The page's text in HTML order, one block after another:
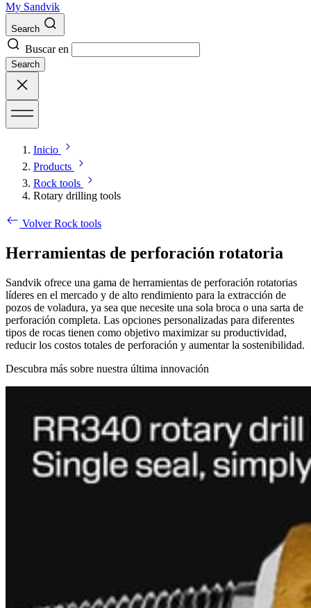
My Sandvik
Search
Buscar en
Search
Inicio
Products
Rock tools
Rotary drilling tools
Volver Rock tools
Herramientas de perforación rotatoria
Sandvik ofrece una gama de herramientas de perforación rotatorias
líderes en el mercado y de alto rendimiento para la extracción de
pozos de voladura, ya sea que necesite una sola broca o una sarta de
perforación completa. Las opciones personalizadas para diferentes
tipos de rocas tienen como objetivo maximizar su productividad,
reducir los costos totales de perforación y aumentar la sostenibilidad.
Descubra más sobre nuestra última innovación